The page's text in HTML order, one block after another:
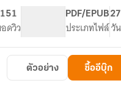
151
ดวิว
PDF/EPUB
ประเภทไฟล์วั
ตัวอย่าง ซื้ออีบุ๊ก